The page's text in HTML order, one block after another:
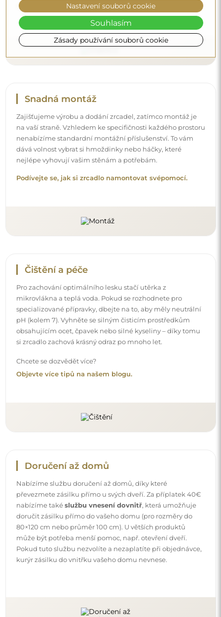
Podívejte se, jak balíme naše zrcadla.
Snadná montáž
Zajišťujeme výrobu a dodání zrcadel, zatímco montáž je
na vaší straně. Vzhledem ke specifičnosti každého prostoru
nenabízíme standardní montážní příslušenství. To vám
dává volnost vybrat si hmoždinky nebo háčky, které
nejlépe vyhovují vašim stěnám a potřebám.
Podívejte se, jak si zrcadlo namontovat svépomocí.
Čištění a péče
Pro zachování optimálního lesku stačí utěrka z
mikrovlákna a teplá voda. Pokud se rozhodnete pro
specializované přípravky, dbejte na to, aby měly neutrální
pH (kolem 7). Vyhněte se silným čisticím prostředkům
obsahujícím ocet, čpavek nebo silné kyseliny – díky tomu
si zrcadlo zachová krásný odraz po mnoho let.
Chcete se dozvědět více?
Objevte více tipů na našem blogu.
Doručení až domů
Nabízíme službu doručení až domů, díky které
převezmete zásilku přímo u svých dveří. Za příplatek 40€
nabízíme takéslužbu vnesení dovnitř, která umožňuje
doručit zásilku přímo do vašeho domu (pro rozměry do
80×120 cm nebo průměr 100 cm). U větších produktů
může být potřeba menší pomoc, např. otevření dveří.
Pokud tuto službu nezvolíte a nezaplatíte při objednávce,
kurýr zásilku do vnitřku vašeho domu nevnese.
Zásady používání souborů cookie
Nastavení souborů cookie
Souhlasím